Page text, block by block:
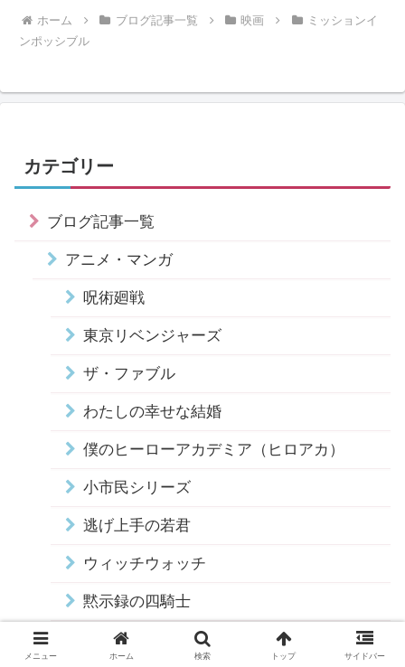
ホーム ブログ記事一覧 映画
ミッションイ
ンポッシブル
カテゴリー
ブログ記事一覧
アニメ・マンガ
呪術廻戦
東京リベンジャーズ
ザ・ファブル
わたしの幸せな結婚
僕のヒーローアカデミア（ヒロアカ）
小市民シリーズ
逃げ上手の若君
ウィッチウォッチ
黙示録の四騎士
推しの子
メニュー ホーム 検索 トップ サイドバー